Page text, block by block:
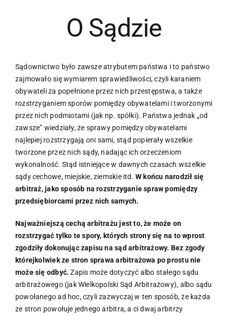
O Sądzie
Sądownictwo było zawsze atrybutem państwa i to państwo
zajmowało się wymiarem sprawiedliwości, czyli karaniem
obywateli za popełnione przez nich przestępstwa, a także
rozstrzyganiem sporów pomiędzy obywatelami i tworzonymi
przez nich podmiotami (jak np. spółki). Państwa jednak „od
zawsze” wiedziały, że sprawy pomiędzy obywatelami
najlepiej rozstrzygają oni sami, stąd popierały wszelkie
tworzone przez nich sądy, nadając ich orzeczeniom
wykonalność. Stąd istniejące w dawnych czasach wszelkie
sądy cechowe, miejskie, ziemskie itd. W końcu narodził się
arbitraż, jako sposób na rozstrzyganie spraw pomiędzy
przedsiębiorcami przez nich samych.
Najważniejszą cechą arbitrażu jest to, że może on
rozstrzygać tylko te spory, których strony się na to wprost
zgodziły dokonując zapisu na sąd arbitrażowy. Bez zgody
którejkolwiek ze stron sprawa arbitrażowa po prostu nie
może się odbyć. Zapis może dotyczyć albo stałego sądu
arbitrażowego (jak Wielkopolski Sąd Arbitrażowy), albo sądu
powołanego ad hoc, czyli zazwyczaj w ten sposób, że każda
ze stron powołuje jednego arbitra, a ci dwaj arbitrzy